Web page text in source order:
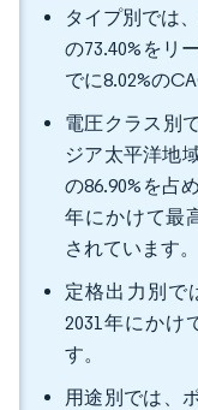
タイプ別では
の73.40%をリ
でに8.02%の
電圧クラス別
ジア太平洋地
の86.90%を占
年にかけて最
されています。
定格出力別で
2031年にかけ
す。
用途別では、